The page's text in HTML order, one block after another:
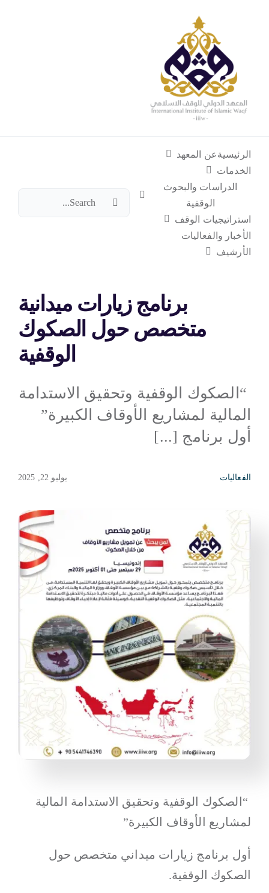
الخدمات
استراتيجيات الوقف
الأخبار والفعاليات
الرئيسيةعن المعهد
الخدمات
الدراسات والبحوث
الوقفية
استراتيجيات الوقف
الأخبار والفعاليات
الأرشيف
البحث
برنامج زيارات ميدانية
متخصص حول الصكوك
الوقفية
“الصكوك الوقفية وتحقيق الاستدامة
المالية لمشاريع الأوقاف الكبيرة”
أول برنامج [...]
الفعاليات يوليو 22, 2025
“الصكوك الوقفية وتحقيق الاستدامة المالية
لمشاريع الأوقاف الكبيرة”
أول برنامج زيارات ميداني متخصص حول
الصكوك الوقفية.